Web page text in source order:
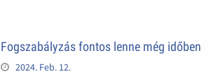
Fogszabályzás fontos lenne még időben
2024. Feb. 12.